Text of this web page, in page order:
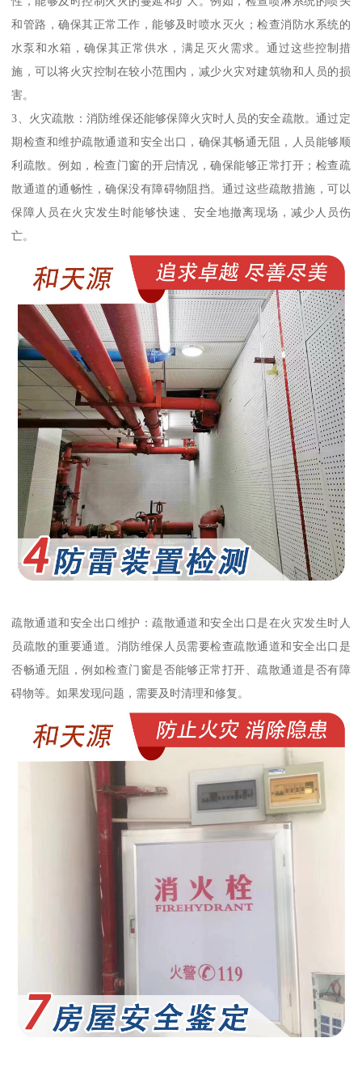
和管路，确保其正常工作，能够及时喷水灭火；检查消防水系统的
水泵和水箱，确保其正常供水，满足灭火需求。通过这些控制措
施，可以将火灾控制在较小范围内，减少火灾对建筑物和人员的损
害。
3、火灾疏散：消防维保还能够保障火灾时人员的安全疏散。通过定
期检查和维护疏散通道和安全出口，确保其畅通无阻，人员能够顺
利疏散。例如，检查门窗的开启情况，确保能够正常打开；检查疏
散通道的通畅性，确保没有障碍物阻挡。通过这些疏散措施，可以
保障人员在火灾发生时能够快速、安全地撤离现场，减少人员伤
亡。
疏散通道和安全出口维护：疏散通道和安全出口是在火灾发生时人
员疏散的重要通道。消防维保人员需要检查疏散通道和安全出口是
否畅通无阻，例如检查门窗是否能够正常打开、疏散通道是否有障
碍物等。如果发现问题，需要及时清理和修复。